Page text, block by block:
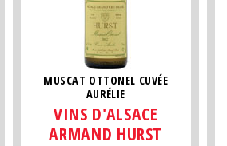
MUSCAT OTTONEL CUVÉE
AURÉLIE
VINS D'ALSACE
ARMAND HURST